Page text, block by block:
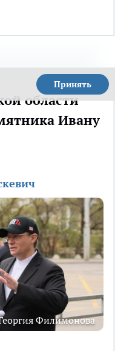
Принять
области
Ивану
Филимонова